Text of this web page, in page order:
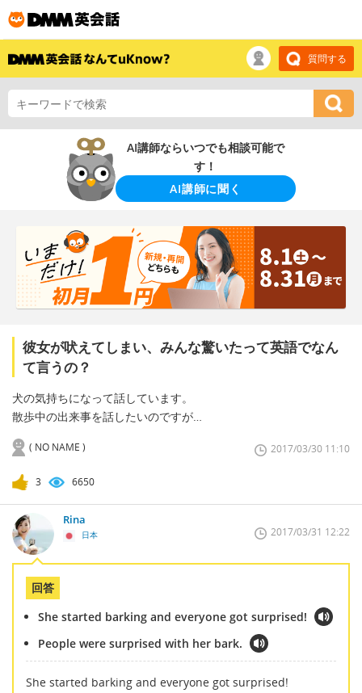
質問する
AI講師ならいつでも相談可能で
す！
AI講師に聞く
彼女が吠えてしまい、みんな驚いたって英語でなん
て言うの？
犬の気持ちになって話しています。
散歩中の出来事を話したいのですが…
( NO NAME ) 2017/03/30 11:10
3 6650
Rina
日本 2017/03/31 12:22
回答
She started barking and everyone got surprised!
People were surprised with her bark.
She started barking and everyone got surprised!